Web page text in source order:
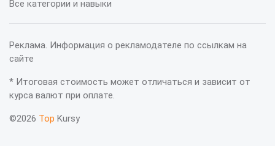
Все категории и навыки
Реклама. Информация о рекламодателе по ссылкам на
сайте
* Итоговая стоимость может отличаться и зависит от
курса валют при оплате.
©2026 Top Kursy